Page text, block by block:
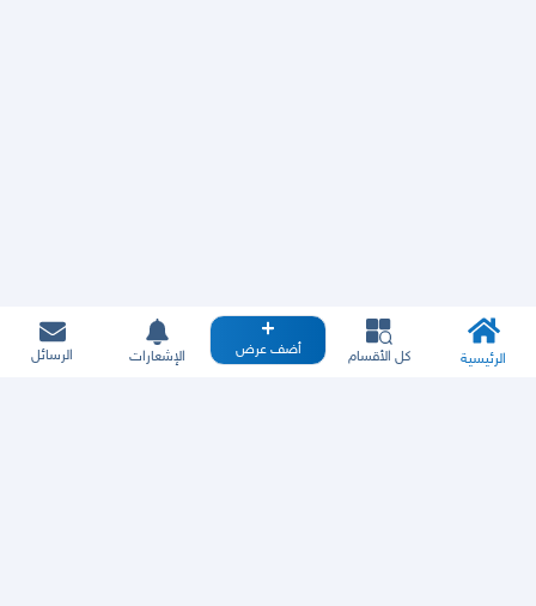
الرئيسية كل الأقسام أضف عرض الإشعارات الرسائل